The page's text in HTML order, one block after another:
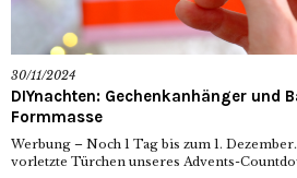
30/11/2024
DIYnachten: Gechenkanhänger und
Formmasse
Werbung – Noch 1 Tag bis zum 1.
vorletzte Türchen unseres Advents-